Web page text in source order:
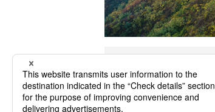
Uçaklara Tiao Liao'e
öğrenin ve anlamlı bir